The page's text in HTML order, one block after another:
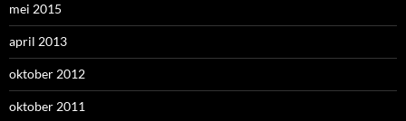
mei 2015
april 2013
oktober 2012
oktober 2011